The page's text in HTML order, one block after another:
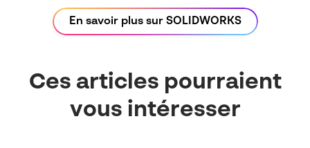
En savoir plus sur SOLIDWORKS
Ces articles pourraient
vous intéresser